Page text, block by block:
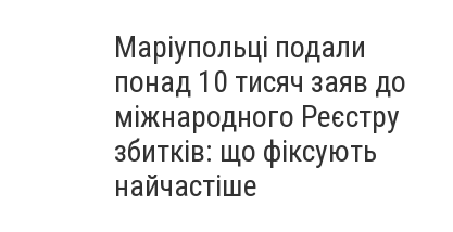
Маріупольці подали
понад 10 тисяч заяв до
міжнародного Реєстру
збитків: що фіксують
найчастіше